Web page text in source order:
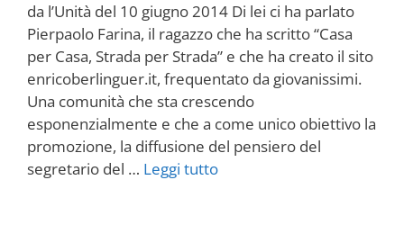
da l’Unità del 10 giugno 2014 Di lei ci ha parlato
Pierpaolo Farina, il ragazzo che ha scritto “Casa
per Casa, Strada per Strada” e che ha creato il sito
enricoberlinguer.it, frequentato da giovanissimi.
Una comunità che sta crescendo
esponenzialmente e che a come unico obiettivo la
promozione, la diffusione del pensiero del
segretario del … Leggi tutto